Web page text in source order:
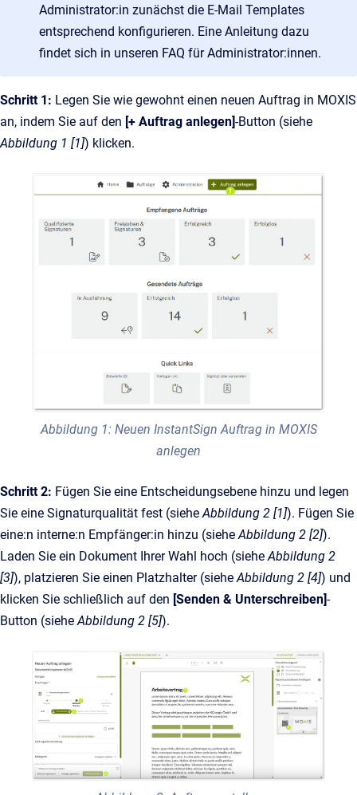
Administrator:in zunächst die E-Mail Templates
entsprechend konfigurieren. Eine Anleitung dazu
findet sich in unseren FAQ für Administrator:innen.
Schritt 1: Legen Sie wie gewohnt einen neuen Auftrag in MOXIS
an, indem Sie auf den [+ Auftrag anlegen]-Button (siehe
Abbildung 1 [1]) klicken.
Abbildung 1: Neuen InstantSign Auftrag in MOXIS
anlegen
Schritt 2: Fügen Sie eine Entscheidungsebene hinzu und legen
Sie eine Signaturqualität fest (sieheAbbildung 2 [1]). Fügen Sie
eine:n interne:n Empfänger:in hinzu (sieheAbbildung 2 [2]).
Laden Sie ein Dokument Ihrer Wahl hoch (sieheAbbildung 2
[3]), platzieren Sie einen Platzhalter (sieheAbbildung 2 [4]) und
klicken Sie schließlich auf den [Senden & Unterschreiben]-
Button (sieheAbbildung 2 [5]).